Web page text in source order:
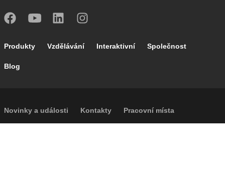
Footer main navigation
Produkty Vzdělávání Interaktivní Společnost
Blog
Footer secondary navigation
Novinky a události Kontakty Pracovní místa